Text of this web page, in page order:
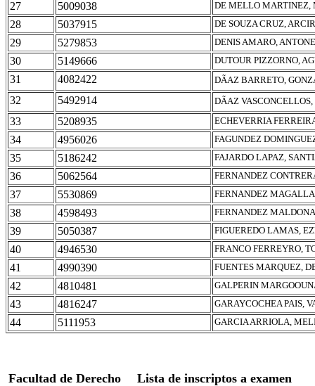
27 5009038 DE MELLO MARTINEZ,
28 5037915 DE SOUZA CRUZ,
29 5279853 DENIS AMARO,
30 5149666 DUTOUR PIZZORNO,
31 4082422 DÃAZ BARRETO,
32 5492914 DÃAZ
33 5208935 ECHEVERRIA
34 4956026 FAGUNDEZ
35 5186242 FAJARDO LAPAZ,
36 5062564 FERNANDEZ
37 5530869 FERNANDEZ
38 4598493 FERNANDEZ
39 5050387 FIGUEREDO LAMAS,
40 4946530 FRANCO FERREYRO,
41 4990390 FUENTES MARQUEZ,
42 4810481 GALPERIN
43 4816247 GARAYCOCHEA PAIS,
44 5111953 GARCIA ARRIOLA,
Facultad de Derecho Lista de inscriptos a examen